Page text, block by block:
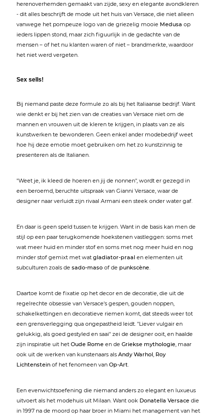
herenoverhemden gemaakt van zijde, sexy en elegante avondkleren
- dit alles beschrijft de mode uit het huis van Versace, die niet alleen
vanwege het pompeuze logo van de griezelig mooie Medusa op
ieders lippen stond, maar zich figuurlijk in de gedachte van de
mensen – of het nu klanten waren of niet – brandmerkte, waardoor
het niet werd vergeten.
Sex sells!
Bij niemand paste deze formule zo als bij het Italiaanse bedrijf. Want
wie denkt er bij het zien van de creaties van Versace niet om de
mannen en vrouwen uit de kleren te krijgen, in plaats van ze als
kunstwerken te bewonderen. Geen enkel ander modebedrijf weet
hoe hij deze emotie moet gebruiken om het zo kunstzinnig te
presenteren als de Italianen.
"Weet je, ik kleed de hoeren en jij de nonnen", wordt er gezegd in
een beroemd, beruchte uitspraak van Gianni Versace, waar de
designer naar verluidt zijn rivaal Armani een steek onder water gaf.
En daar is geen speld tussen te krijgen. Want in de basis kan men de
stijl op een paar terugkomende hoekstenen vastleggen: soms met
wat meer huid en minder stof en soms met nog meer huid en nog
minder stof gemixt met wat gladiator-praal en elementen uit
subculturen zoals de sado-maso of de punkscène.
Daartoe komt de fixatie op het decor en de decoratie, die uit de
regelrechte obsessie van Versace's gespen, gouden noppen,
schakelkettingen en decoratieve riemen komt, dat steeds weer tot
een grensverlegging qua ongepastheid leidt. "Liever vulgair en
gelukkig, als goed gestyled en saai" zei de designer ooit, en haalde
zijn inspiratie uit het Oude Rome en de Griekse mythologie, maar
ook uit de werken van kunstenaars als Andy Warhol, Roy
Lichtenstein of het fenomeen van Op-Art.
Een evenwichtsoefening die niemand anders zo elegant en luxueus
uitvoert als het modehuis uit Milaan. Want ook Donatella Versace die
in 1997 na de moord op haar broer in Miami het management van het